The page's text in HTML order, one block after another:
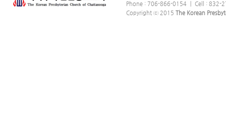
Phone : 706-866-0154 ｜ Cell : 832-
Copyright ⓒ 2015 The Korean